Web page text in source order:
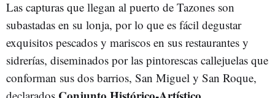
Las capturas que llegan al puerto de Tazones son
subastadas en su lonja, por lo que es fácil degustar
exquisitos pescados y mariscos en sus restaurantes y
sidrerías, diseminados por las pintorescas callejuelas que
conforman sus dos barrios, San Miguel y San Roque,